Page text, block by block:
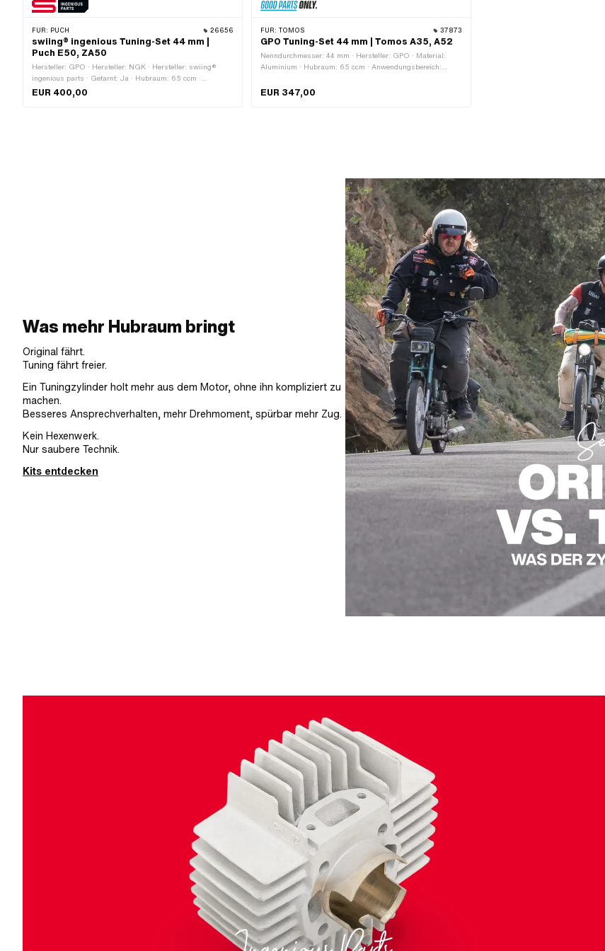
FÜR: PUCH 26656
swiing® ingenious Tuning-Set 44 mm |
Puch E50, ZA50
Hersteller: GPO · Hersteller: NGK · Hersteller: swiing®
ingenious parts · Getarnt: Ja · Hubraum: 65 ccm ·
Nenndurchmesser: 44 mm · Ø Kolbenbolzen (B): 12 mm ·
Anwendungsbereich: Tuning · Auslassart: gerade ·
EUR 400,00
FÜR: TOMOS 37873
GPO Tuning-Set 44 mm | Tomos A35, A52
Nenndurchmesser: 44 mm · Hersteller: GPO · Material:
Aluminium · Hubraum: 65 ccm · Anwendungsbereich:
EUR 347,00
Was mehr Hubraum bringt
Original fährt.
Tuning fährt freier.
Ein Tuningzylinder holt mehr aus dem Motor, ohne ihn kompliziert zu
machen.
Besseres Ansprechverhalten, mehr Drehmoment, spürbar mehr Zug.
Kein Hexenwerk.
Nur saubere Technik.
Kits entdecken